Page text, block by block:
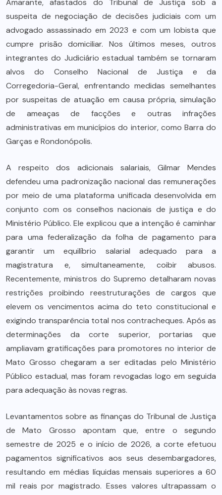
Amarante, afastados do Tribunal de Justiça sob a
suspeita de negociação de decisões judiciais com um
advogado assassinado em 2023 e com um lobista que
cumpre prisão domiciliar. Nos últimos meses, outros
integrantes do Judiciário estadual também se tornaram
alvos do Conselho Nacional de Justiça e da
Corregedoria-Geral, enfrentando medidas semelhantes
por suspeitas de atuação em causa própria, simulação
de ameaças de facções e outras infrações
administrativas em municípios do interior, como Barra do
Garças e Rondonópolis.
A respeito dos adicionais salariais, Gilmar Mendes
defendeu uma padronização nacional das remunerações
por meio de uma plataforma unificada desenvolvida em
conjunto com os conselhos nacionais de justiça e do
Ministério Público. Ele explicou que a intenção é caminhar
para uma federalização da folha de pagamento para
garantir um equilíbrio salarial adequado para a
magistratura e, simultaneamente, coibir abusos.
Recentemente, ministros do Supremo detalharam novas
restrições proibindo reestruturações de cargos que
elevem os vencimentos acima do teto constitucional e
exigindo transparência total nos contracheques. Após as
determinações da corte superior, portarias que
ampliavam gratificações para promotores no interior de
Mato Grosso chegaram a ser editadas pelo Ministério
Público estadual, mas foram revogadas logo em seguida
para adequação às novas regras.
Levantamentos sobre as finanças do Tribunal de Justiça
de Mato Grosso apontam que, entre o segundo
semestre de 2025 e o início de 2026, a corte efetuou
pagamentos significativos aos seus desembargadores,
resultando em médias líquidas mensais superiores a 60
mil reais por magistrado. Esses valores ultrapassam o